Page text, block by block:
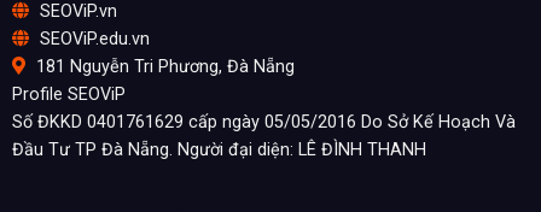
SEOViP.vn
SEOViP.edu.vn
181 Nguyễn Tri Phương, Đà Nẵng
Profile SEOViP
Số ĐKKD 0401761629 cấp ngày 05/05/2016 Do Sở Kế Hoạch Và
Đầu Tư TP Đà Nẵng. Người đại diện: LÊ ĐÌNH THANH